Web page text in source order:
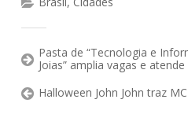
Pasta de “Tecnologia e
Joias” amplia vagas e
Halloween John John traz